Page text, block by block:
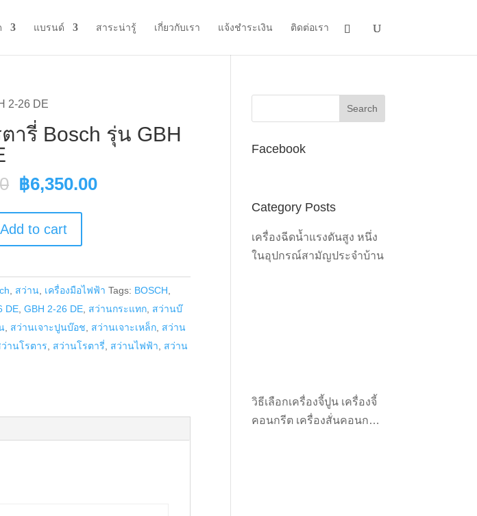
แบรนด์ สาระน่ารู้ เกี่ยวกับเรา แจ้งชำระเงิน ติดต่อเรา
2-26 DE
ารี่ Bosch รุ่น GBH
Original
was:
฿6,850.00.
฿6,350.00Current
Add to cart
สว่าน เครื่องมือไฟฟ้า Tags: BOSCH
DE ,GBH 2-26 DE สว่านกระแทก สว่านบ๊
สว่านเจาะปูนบ๊อช สว่านเจาะเหล็ก สว่าน
านโรตาร สว่านโรตารี่ สว่านไฟฟ้า
สว่าน
Facebook
Category Posts
เครื่องฉีดน้ำแรงดันสูง หนึ่ง
ในอุปกรณ์สามัญประจำบ้าน
วิธีเลือกเครื่องจี้ปูน เครื่องจี้
คอนกรีต เครื่องสั่นคอนกรีต